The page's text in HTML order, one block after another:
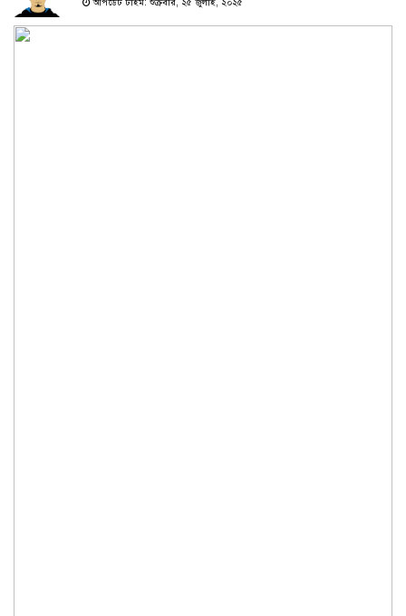
আপডেট টাইম: শুক্রবার, ২৫ জুলাই, ২০২৫